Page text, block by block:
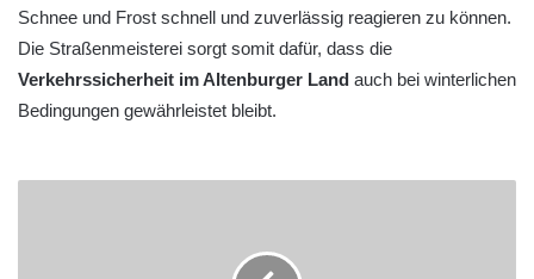
Schnee und Frost schnell und zuverlässig reagieren zu können.
Die Straßenmeisterei sorgt somit dafür, dass die
Verkehrssicherheit im Altenburger Land auch bei winterlichen
Bedingungen gewährleistet bleibt.